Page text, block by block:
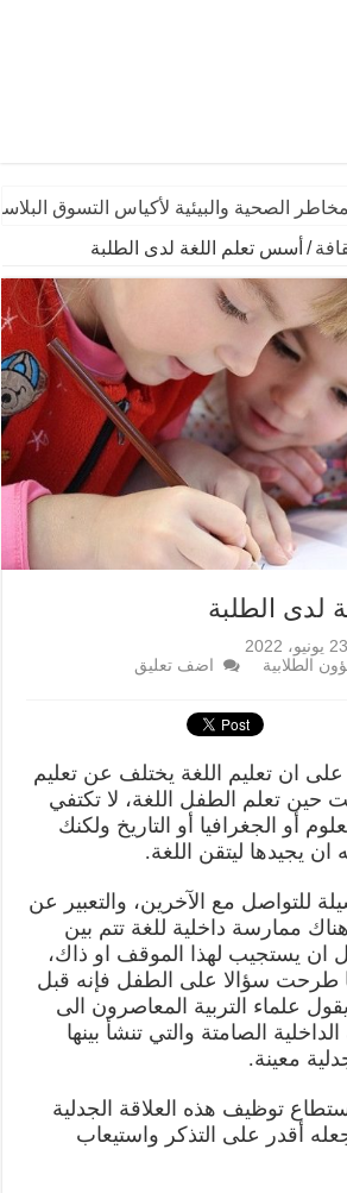
الصحية والبيئية لأكياس التسوق
/ أسس تعلم اللغة لدى الطلبة
لدى الطلبة
23 يونيو، 2022
الطلابية
اضف تعليق
على ان تعليم اللغة يختلف عن تعليم
حين تعلم الطفل اللغة، لا تكتفي
أو الجغرافيا أو التاريخ ولكنك
يجيدها ليتقن اللغة.
للتواصل مع الآخرين، والتعبير عن
ممارسة داخلية للغة تتم بين
ان يستجيب لهذا الموقف او ذاك،
طرحت سؤالا على الطفل فإنه قبل
علماء التربية المعاصرون الى
الصامتة والتي تنشأ بينها
معينة.
توظيف هذه العلاقة الجدلية
أقدر على التذكر واستيعاب